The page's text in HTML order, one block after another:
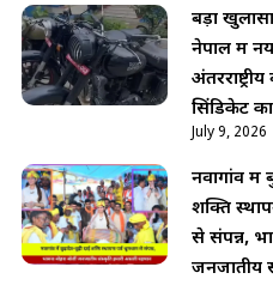
बड़ा
नेपाल में
सिंडिकेट
July 9, 2026
नवागांव में
शक्ति
से संपन्न,
जनजातीय